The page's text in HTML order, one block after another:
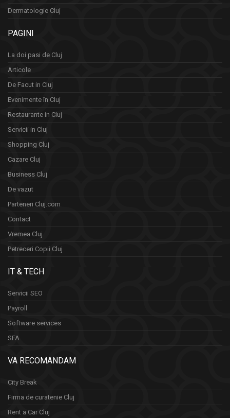
Dermatologie Cluj
PAGINI
La doi pasi de Cluj
Articole
De Facut in Cluj
Evenimente în Cluj
Restaurante in Cluj
Servicii in Cluj
Shopping Cluj
Cazare Cluj
Business Cluj
De vazut
Parteneri Cluj.com
Contact
Vremea Cluj
Petreceri Copii Cluj
IT & TECH
Servicii SEO
Payroll
Software services
SFA
VA RECOMANDAM
City Break
Firma de curatenie Cluj
Rent a Car Cluj